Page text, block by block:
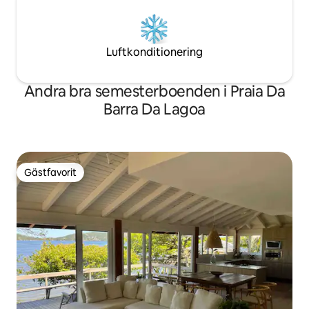
Luftkonditionering
Andra bra semesterboenden i Praia Da
Barra Da Lagoa
Gästfavorit
Gästfavorit